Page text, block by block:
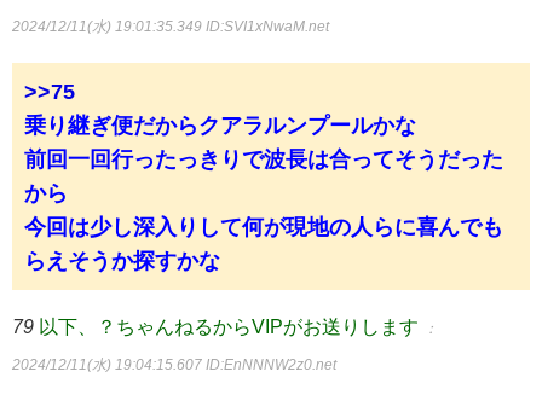
2024/12/11(水) 19:01:35.349 ID:SVI1xNwaM.net
>>75
乗り継ぎ便だからクアラルンプールかな
前回一回行ったっきりで波長は合ってそうだった
から
今回は少し深入りして何が現地の人らに喜んでも
らえそうか探すかな
79 以下、？ちゃんねるからVIPがお送りします ：
2024/12/11(水) 19:04:15.607 ID:EnNNNW2z0.net